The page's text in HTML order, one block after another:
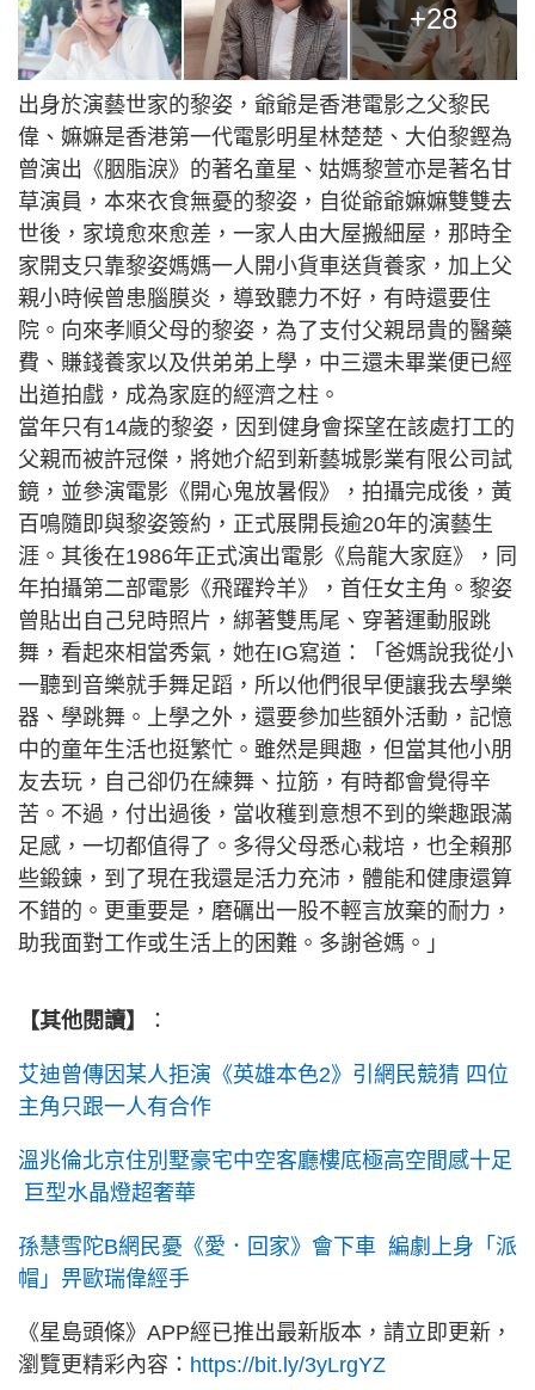
+28
出身於演藝世家的黎姿，爺爺是香港電影之父黎民
偉、嫲嫲是香港第一代電影明星林楚楚、大伯黎鏗為
曾演出《胭脂淚》的著名童星、姑媽黎萱亦是著名甘
草演員，本來衣食無憂的黎姿，自從爺爺嫲嫲雙雙去
世後，家境愈來愈差，一家人由大屋搬細屋，那時全
家開支只靠黎姿媽媽一人開小貨車送貨養家，加上父
親小時候曾患腦膜炎，導致聽力不好，有時還要住
院。向來孝順父母的黎姿，為了支付父親昂貴的醫藥
費、賺錢養家以及供弟弟上學，中三還未畢業便已經
出道拍戲，成為家庭的經濟之柱。
當年只有14歲的黎姿，因到健身會探望在該處打工的
父親而被許冠傑，將她介紹到新藝城影業有限公司試
鏡，並參演電影《開心鬼放暑假》，拍攝完成後，黃
百鳴隨即與黎姿簽約，正式展開長逾20年的演藝生
涯。其後在1986年正式演出電影《烏龍大家庭》，同
年拍攝第二部電影《飛躍羚羊》，首任女主角。黎姿
曾貼出自己兒時照片，綁著雙馬尾、穿著運動服跳
舞，看起來相當秀氣，她在IG寫道：「爸媽說我從小
一聽到音樂就手舞足蹈，所以他們很早便讓我去學樂
器、學跳舞。上學之外，還要參加些額外活動，記憶
中的童年生活也挺繁忙。雖然是興趣，但當其他小朋
友去玩，自己卻仍在練舞、拉筋，有時都會覺得辛
苦。不過，付出過後，當收穫到意想不到的樂趣跟滿
足感，一切都值得了。多得父母悉心栽培，也全賴那
些鍛鍊，到了現在我還是活力充沛，體能和健康還算
不錯的。更重要是，磨礪出一股不輕言放棄的耐力，
助我面對工作或生活上的困難。多謝爸媽。」
【其他閱讀】 ：
艾迪曾傳因某人拒演《英雄本色2》引網民競猜 四位
主角只跟一人有合作
溫兆倫北京住別墅豪宅中空客廳樓底極高空間感十足
巨型水晶燈超奢華
孫慧雪陀B網民憂《愛．回家》會下車 編劇上身「派
帽」畀歐瑞偉經手
《星島頭條》APP經已推出最新版本，請立即更新，
瀏覽更精彩內容： https://bit.ly/3yLrgYZ